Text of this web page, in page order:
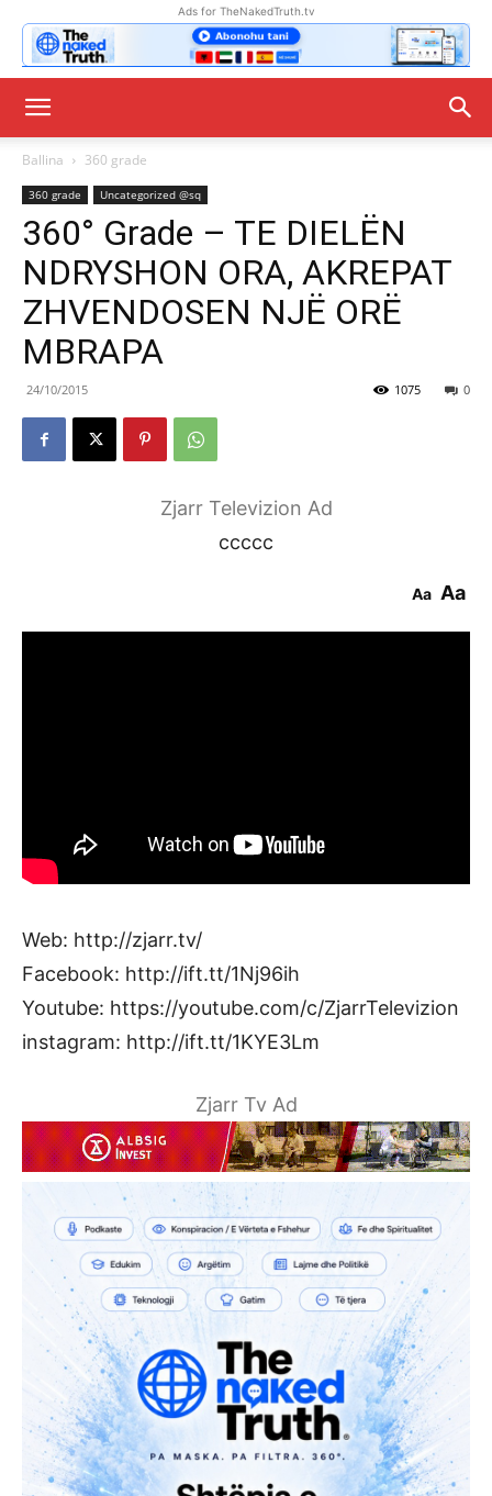
Ads for TheNakedTruth.tv
Ballina 360 grade
360 grade Uncategorized @sq
360° Grade – TE DIELËN
NDRYSHON ORA, AKREPAT
ZHVENDOSEN NJË ORË
MBRAPA
24/10/2015 0
1075
Zjarr Televizion Ad
ccccc
Aa Aa
Web: http://zjarr.tv/
Facebook: http://ift.tt/1Nj96ih
Youtube: https://youtube.com/c/ZjarrTelevizion
instagram: http://ift.tt/1KYE3Lm
Zjarr Tv Ad